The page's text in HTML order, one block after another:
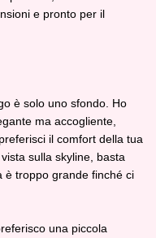
e pronto per il
è solo uno sfondo. Ho
ma accogliente,
il comfort della tua
sulla skyline, basta
è troppo grande finché ci
una piccola